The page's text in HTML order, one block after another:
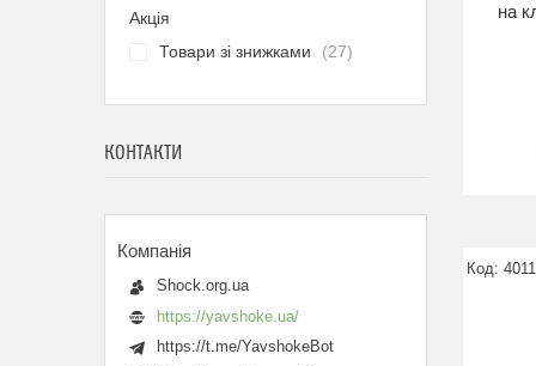
на
Акція
Товари зі знижками
27
КОНТАКТИ
Shock.org.ua
https://yavshoke.ua/
https://t.me/YavshokeBot